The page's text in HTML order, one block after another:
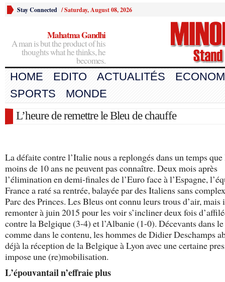
Stay Connected /Saturday, August 08, 2026
Mahatma Gandhi
A man is but the product of his
thoughts what he thinks, he
becomes.
HOME EDITO ACTUALITÉS
SPORTS
MONDE
L’heure de remettre le Bleu de chauffe
La défaite contre l’Italie nous a replongés dans un temps que
moins de 10 ans ne peuvent pas connaître. Deux mois après
l’élimination en demi-finales de l’Euro face à l’Espagne,
France a raté sa rentrée, balayée par des Italiens sans
Parc des Princes. Les Bleus ont connu leurs trous d’air,
remonter à juin 2015 pour les voir s’incliner deux fois
contre la Belgique (3-4) et l’Albanie (1-0). Décevants dans
comme dans le contenu, les hommes de Didier Deschamps
déjà la réception de la Belgique à Lyon avec une certaine
impose une (re)mobilisation.
L’épouvantail n’effraie plus